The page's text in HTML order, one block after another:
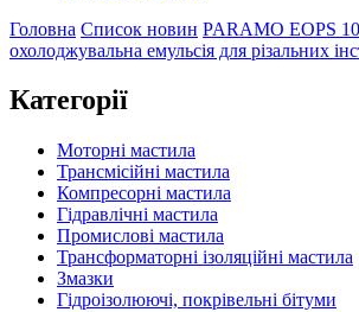
Головна Список новин PARAMO EOPS
охолоджувальна емульсія для різальних
Категорії
Моторні мастила
Трансмісійні мастила
Компресорні мастила
Гідравлічні мастила
Промислові мастила
Трансформаторні ізоляційні мастила
Змазки
Гідроізолюючі, покрівельні бітуми